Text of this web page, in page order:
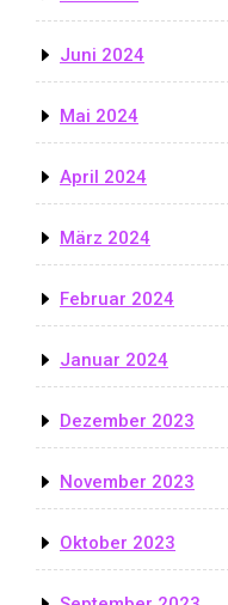
Juni 2024
Mai 2024
April 2024
März 2024
Februar 2024
Januar 2024
Dezember 2023
November 2023
Oktober 2023